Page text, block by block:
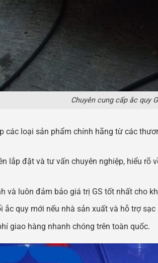
Chuyên cung cấp ắc quy
các loại sản phẩm chính hãng từ các
lắp đặt và tư vấn chuyên nghiệp, hiểu rõ
và luôn đảm bảo giá trị GS tốt nhất cho
ắc quy mới nếu nhà sản xuất và hỗ trợ
giao hàng nhanh chóng trên toàn quốc.